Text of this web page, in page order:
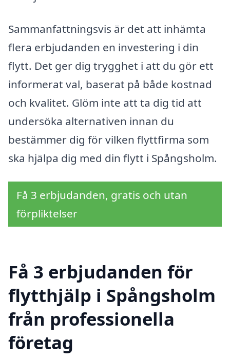
Sammanfattningsvis är det att inhämta
flera erbjudanden en investering i din
flytt. Det ger dig trygghet i att du gör ett
informerat val, baserat på både kostnad
och kvalitet. Glöm inte att ta dig tid att
undersöka alternativen innan du
bestämmer dig för vilken flyttfirma som
ska hjälpa dig med din flytt i Spångsholm.
Få 3 erbjudanden, gratis och utan
förpliktelser
Få 3 erbjudanden för
flytthjälp i Spångsholm
från professionella
företag